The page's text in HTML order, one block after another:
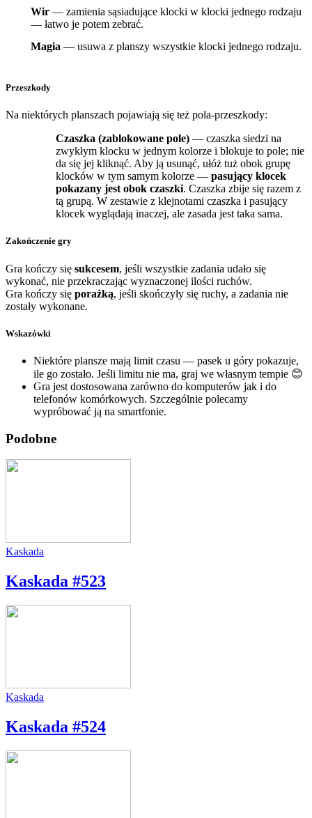
Wir — zamienia sąsiadujące klocki w klocki jednego rodzaju
— łatwo je potem zebrać.
Magia — usuwa z planszy wszystkie klocki jednego rodzaju.
Przeszkody
Na niektórych planszach pojawiają się też pola-przeszkody:
Czaszka (zablokowane pole) — czaszka siedzi na
zwykłym klocku w jednym kolorze i blokuje to pole; nie
da się jej kliknąć. Aby ją usunąć, ułóż tuż obok grupę
klocków w tym samym kolorze — pasujący klocek
pokazany jest obok czaszki. Czaszka zbije się razem z
tą grupą. W zestawie z klejnotami czaszka i pasujący
klocek wyglądają inaczej, ale zasada jest taka sama.
Zakończenie gry
Gra kończy się sukcesem, jeśli wszystkie zadania udało się
wykonać, nie przekraczając wyznaczonej ilości ruchów.
Gra kończy się porażką, jeśli skończyły się ruchy, a zadania nie
zostały wykonane.
Wskazówki
Niektóre plansze mają limit czasu — pasek u góry pokazuje,
ile go zostało. Jeśli limitu nie ma, graj we własnym tempie 😊
Gra jest dostosowana zarówno do komputerów jak i do
telefonów komórkowych. Szczególnie polecamy
wypróbować ją na smartfonie.
Podobne
Kaskada
Kaskada #523
Kaskada
Kaskada #524